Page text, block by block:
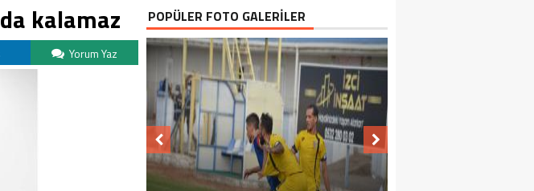
kalamaz
Yorum Yaz
POPÜLER FOTO GALERİLER